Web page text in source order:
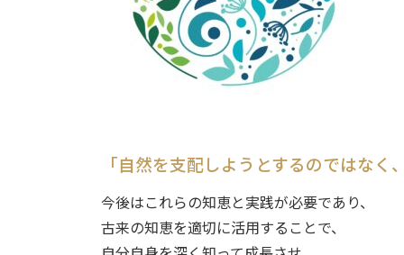
「自然を支配しようとするのではなく、
今後はこれらの知恵と実践が必要であり、
古来の知恵を適切に活用することで、